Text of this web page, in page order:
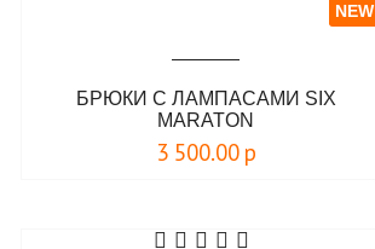
NEW
БРЮКИ С ЛАМПАСАМИ SIX
MARATON
3 500.00 р